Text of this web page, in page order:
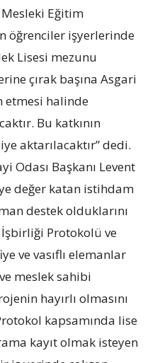
Eğitim
öğrenciler işyerlerinde
Lisesi mezunu
çırak başına Asgari
etmesi halinde
Bu katkının
aktarılacaktır” dedi.
Odası Başkanı Levent
değer katan istihdam
destek olduklarını
Protokolü ve
ve vasıflı elemanlar
meslek sahibi
hayırlı olmasını
kapsamında lise
kayıt olmak isteyen